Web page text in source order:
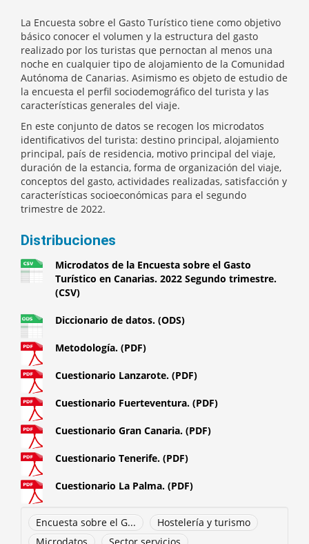
La Encuesta sobre el Gasto Turístico tiene como objetivo
básico conocer el volumen y la estructura del gasto
realizado por los turistas que pernoctan al menos una
noche en cualquier tipo de alojamiento de la Comunidad
Autónoma de Canarias. Asimismo es objeto de estudio de
la encuesta el perfil sociodemográfico del turista y las
características generales del viaje.
En este conjunto de datos se recogen los microdatos
identificativos del turista: destino principal, alojamiento
principal, país de residencia, motivo principal del viaje,
duración de la estancia, forma de organización del viaje,
conceptos del gasto, actividades realizadas, satisfacción y
características socioeconómicas para el segundo
trimestre de 2022.
Distribuciones
Microdatos de la Encuesta sobre el Gasto
Turístico en Canarias. 2022 Segundo trimestre.
(CSV)
Diccionario de datos. (ODS)
Metodología. (PDF)
Cuestionario Lanzarote. (PDF)
Cuestionario Fuerteventura. (PDF)
Cuestionario Gran Canaria. (PDF)
Cuestionario Tenerife. (PDF)
Cuestionario La Palma. (PDF)
Encuesta sobre el G...
Hostelería y turismo